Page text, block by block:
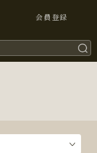
会員登録